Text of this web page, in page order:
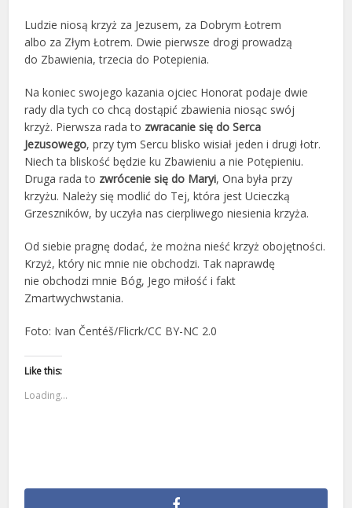
Ludzie niosą krzyż za Jezusem, za Dobrym Łotrem
albo za Złym Łotrem. Dwie pierwsze drogi prowadzą
do Zbawienia, trzecia do Potepienia.
Na koniec swojego kazania ojciec Honorat podaje dwie
rady dla tych co chcą dostąpić zbawienia niosąc swój
krzyż. Pierwsza rada to zwracanie się do Serca
Jezusowego, przy tym Sercu blisko wisiał jeden i drugi łotr.
Niech ta bliskość będzie ku Zbawieniu a nie Potępieniu.
Druga rada to zwrócenie się do Maryi, Ona była przy
krzyżu. Należy się modlić do Tej, która jest Ucieczką
Grzeszników, by uczyła nas cierpliwego niesienia krzyża.
Od siebie pragnę dodać, że można nieść krzyż obojętności.
Krzyż, który nic mnie nie obchodzi. Tak naprawdę
nie obchodzi mnie Bóg, Jego miłość i fakt
Zmartwychwstania.
Foto: Ivan Čentéš/Flicrk/CC BY-NC 2.0
Like this:
Loading...